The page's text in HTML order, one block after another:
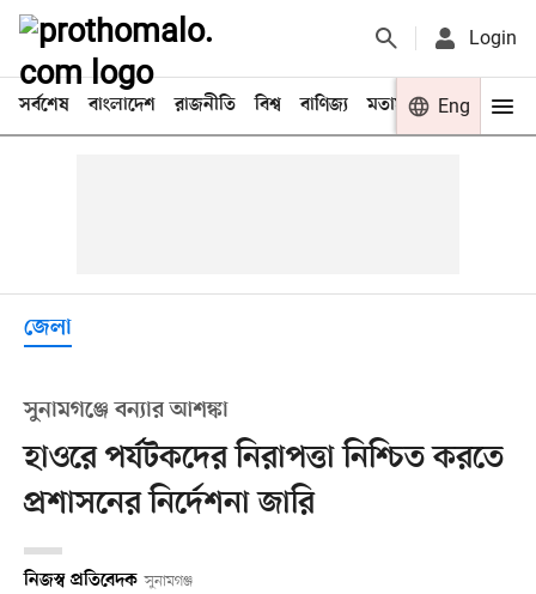
Login
সর্বশেষ বাংলাদেশ রাজনীতি বিশ্ব বাণিজ্য মতামত খেলা
Eng
জেলা
সুনামগঞ্জে বন্যার আশঙ্কা
হাওরে পর্যটকদের নিরাপত্তা নিশ্চিত করতে
প্রশাসনের নির্দেশনা জারি
নিজস্ব প্রতিবেদক সুনামগঞ্জ